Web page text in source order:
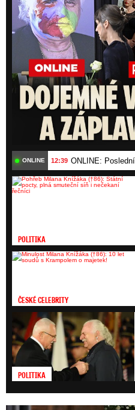
ONLINE 12:39 ONLINE:
POLITIKA
ČESKÉ CELEBRITY
POLITIKA